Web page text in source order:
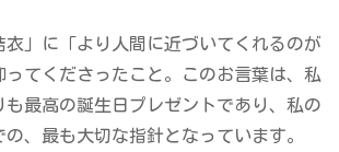
衣」に「より人間に近づいてくれるのが
ってくださったこと。このお言葉は、私
も最高の誕生日プレゼントであり、私の
の、最も大切な指針となっています。